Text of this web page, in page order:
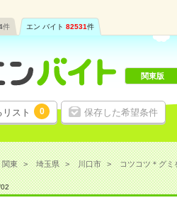
件 エン バイト 82531件
スト 0 保存した希望条件
関東版
関東 埼玉県 川口市 コツコツ＊グミ
02